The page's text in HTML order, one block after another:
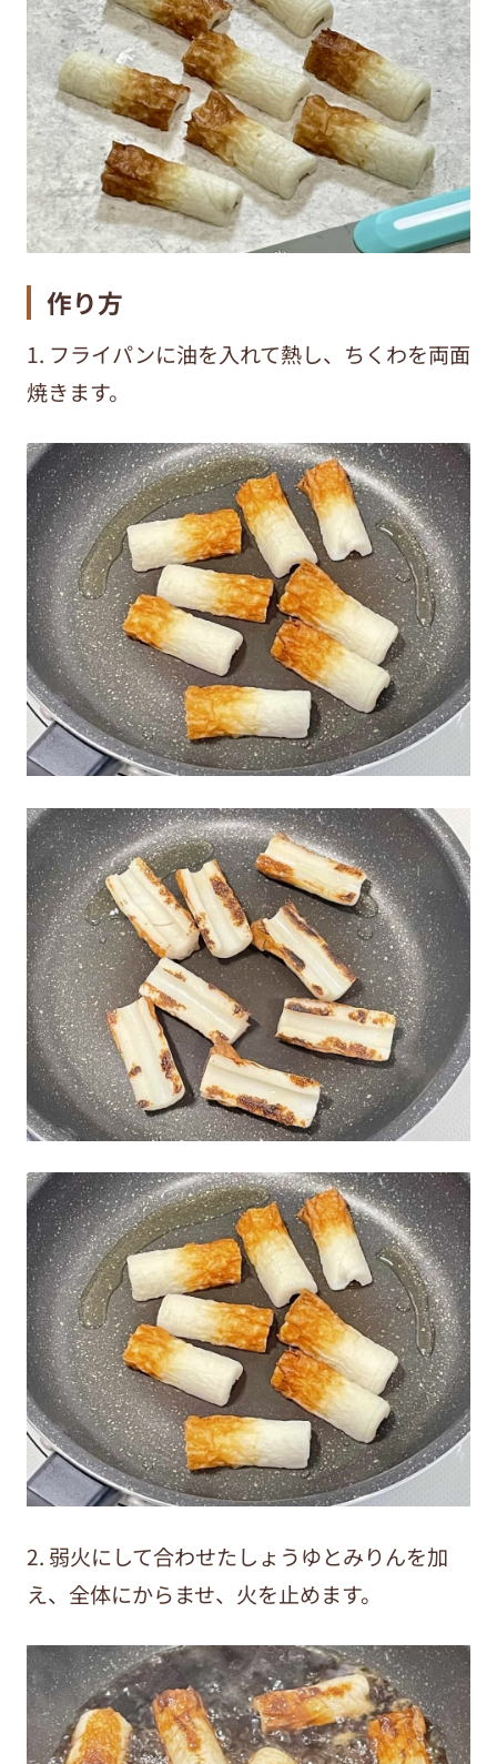
作り方
1. フライパンに油を入れて熱し、ちくわを両面
焼きます。
2. 弱火にして合わせたしょうゆとみりんを加
え、全体にからませ、火を止めます。